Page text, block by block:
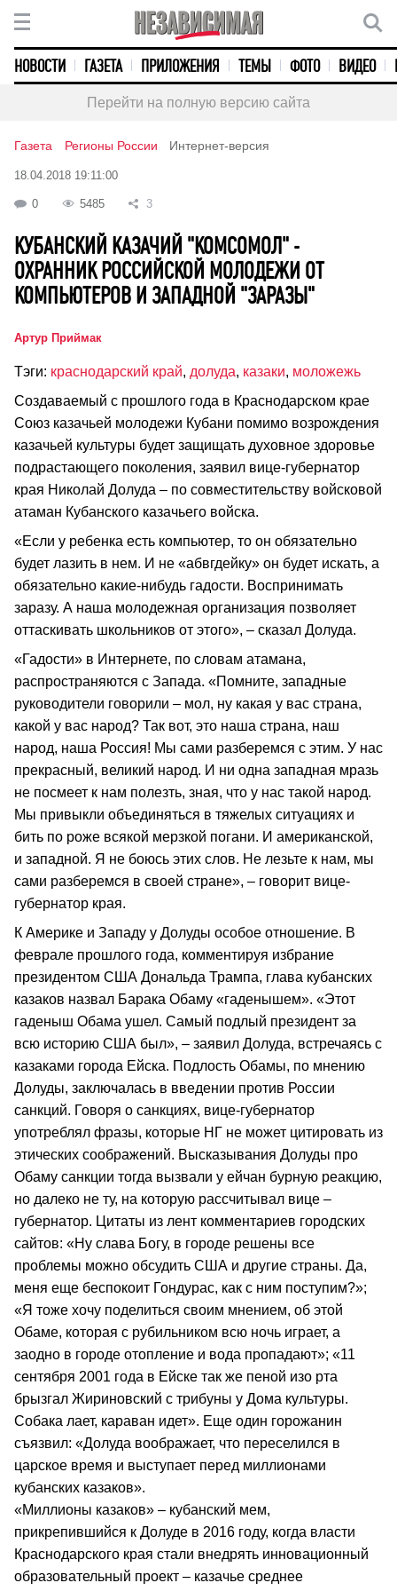
НОВОСТИ ГАЗЕТА ПРИЛОЖЕНИЯ ТЕМЫ ФОТО ВИДЕО
Перейти на полную версию сайта
Газета Регионы России Интернет-версия
18.04.2018 19:11:00
0 5485 3
КУБАНСКИЙ КАЗАЧИЙ "КОМСОМОЛ" -
ОХРАННИК РОССИЙСКОЙ МОЛОДЕЖИ ОТ
КОМПЬЮТЕРОВ И ЗАПАДНОЙ "ЗАРАЗЫ"
Артур Приймак
Тэги: краснодарский край, долуда, казаки, моложежь
Создаваемый с прошлого года в Краснодарском крае
Союз казачьей молодежи Кубани помимо возрождения
казачьей культуры будет защищать духовное здоровье
подрастающего поколения, заявил вице-губернатор
края Николай Долуда – по совместительству войсковой
атаман Кубанского казачьего войска.
«Если у ребенка есть компьютер, то он обязательно
будет лазить в нем. И не «абвгдейку» он будет искать, а
обязательно какие-нибудь гадости. Воспринимать
заразу. А наша молодежная организация позволяет
оттаскивать школьников от этого», – сказал Долуда.
«Гадости» в Интернете, по словам атамана,
распространяются с Запада. «Помните, западные
руководители говорили – мол, ну какая у вас страна,
какой у вас народ? Так вот, это наша страна, наш
народ, наша Россия! Мы сами разберемся с этим. У нас
прекрасный, великий народ. И ни одна западная мразь
не посмеет к нам полезть, зная, что у нас такой народ.
Мы привыкли объединяться в тяжелых ситуациях и
бить по роже всякой мерзкой погани. И американской,
и западной. Я не боюсь этих слов. Не лезьте к нам, мы
сами разберемся в своей стране», – говорит вице-
губернатор края.
К Америке и Западу у Долуды особое отношение. В
феврале прошлого года, комментируя избрание
президентом США Дональда Трампа, глава кубанских
казаков назвал Барака Обаму «гаденышем». «Этот
гаденыш Обама ушел. Самый подлый президент за
всю историю США был», – заявил Долуда, встречаясь с
казаками города Ейска. Подлость Обамы, по мнению
Долуды, заключалась в введении против России
санкций. Говоря о санкциях, вице-губернатор
употреблял фразы, которые НГ не может цитировать из
этических соображений. Высказывания Долуды про
Обаму санкции тогда вызвали у ейчан бурную реакцию,
но далеко не ту, на которую рассчитывал вице –
губернатор. Цитаты из лент комментариев городских
сайтов: «Ну слава Богу, в городе решены все
проблемы можно обсудить США и другие страны. Да,
меня еще беспокоит Гондурас, как с ним поступим?»;
«Я тоже хочу поделиться своим мнением, об этой
Обаме, которая с рубильником всю ночь играет, а
заодно в городе отопление и вода пропадают»; «11
сентября 2001 года в Ейске так же пеной изо рта
брызгал Жириновский с трибуны у Дома культуры.
Собака лает, караван идет». Еще один горожанин
съязвил: «Долуда воображает, что переселился в
царское время и выступает перед миллионами
кубанских казаков».
«Миллионы казаков» – кубанский мем,
прикрепившийся к Долуде в 2016 году, когда власти
Краснодарского края стали внедрять инновационный
образовательный проект – казачье среднее